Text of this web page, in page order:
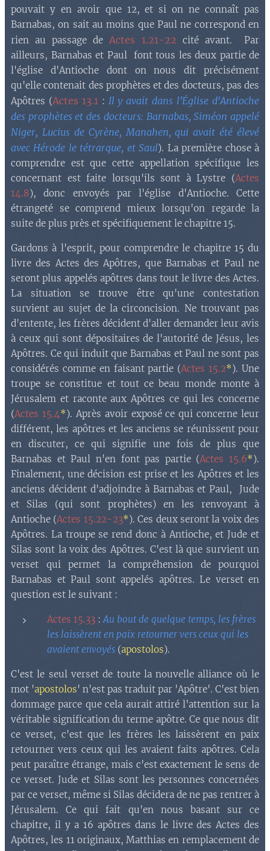
pouvait y en avoir que 12, et si on ne connaît pas
Barnabas, on sait au moins que Paul ne correspond en
rien au passage de Actes 1.21-22 cité avant. Par
ailleurs, Barnabas et Paul font tous les deux partie de
l'église d'Antioche dont on nous dit précisément
qu'elle contenait des prophètes et des docteurs, pas des
Apôtres (Actes 13.1 : Il y avait dans l'Église d'Antioche
des prophètes et des docteurs: Barnabas, Siméon appelé
Niger, Lucius de Cyrène, Manahen, qui avait été élevé
avec Hérode le tétrarque, et Saul). La première chose à
comprendre est que cette appellation spécifique les
concernant est faite lorsqu'ils sont à Lystre (Actes
14.8), donc envoyés par l'église d'Antioche. Cette
étrangeté se comprend mieux lorsqu'on regarde la
suite de plus près et spécifiquement le chapitre 15.
Gardons à l'esprit, pour comprendre le chapitre 15 du
livre des Actes des Apôtres, que Barnabas et Paul ne
seront plus appelés apôtres dans tout le livre des Actes.
La situation se trouve être qu'une contestation
survient au sujet de la circoncision. Ne trouvant pas
d'entente, les frères décident d'aller demander leur avis
à ceux qui sont dépositaires de l'autorité de Jésus, les
Apôtres. Ce qui induit que Barnabas et Paul ne sont pas
considérés comme en faisant partie (Actes 15.2*). Une
troupe se constitue et tout ce beau monde monte à
Jérusalem et raconte aux Apôtres ce qui les concerne
(Actes 15.4 *). Après avoir exposé ce qui concerne leur
différent, les apôtres et les anciens se réunissent pour
en discuter, ce qui signifie une fois de plus que
Barnabas et Paul n'en font pas partie (Actes 15.6*).
Finalement, une décision est prise et les Apôtres et les
anciens décident d'adjoindre à Barnabas et Paul, Jude
et Silas (qui sont prophètes) en les renvoyant à
Antioche (Actes 15.22-23*). Ces deux seront la voix des
Apôtres. La troupe se rend donc à Antioche, et Jude et
Silas sont la voix des Apôtres. C'est là que survient un
verset qui permet la compréhension de pourquoi
Barnabas et Paul sont appelés apôtres. Le verset en
question est le suivant :
Actes 15.33 : Au bout de quelque temps, les frères
les laissèrent en paix retourner vers ceux qui les
avaient envoyés (apostolos).
C'est le seul verset de toute la nouvelle alliance où le
mot 'apostolos' n'est pas traduit par 'Apôtre'. C'est bien
dommage parce que cela aurait attiré l'attention sur la
véritable signification du terme apôtre. Ce que nous dit
ce verset, c'est que les frères les laissèrent en paix
retourner vers ceux qui les avaient faits apôtres. Cela
peut paraître étrange, mais c'est exactement le sens de
ce verset. Jude et Silas sont les personnes concernées
par ce verset, même si Silas décidera de ne pas rentrer à
Jérusalem. Ce qui fait qu'en nous basant sur ce
chapitre, il y a 16 apôtres dans le livre des Actes des
Apôtres, les 11 originaux, Matthias en remplacement de